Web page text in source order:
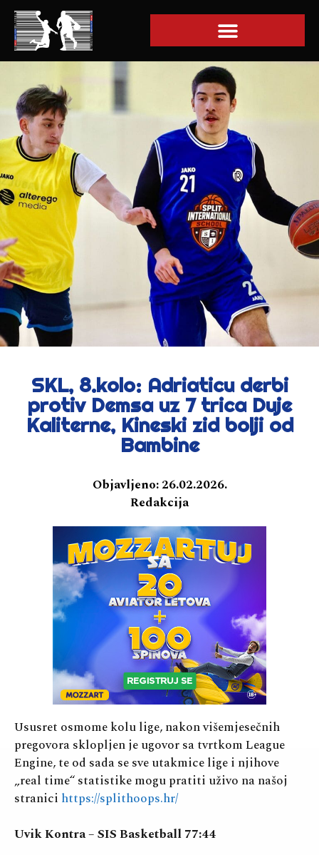
SKL, 8.kolo: Adriaticu derbi
protiv Demsa uz 7 trica Duje
Kaliterne, Kineski zid bolji od
Bambine
Objavljeno: 26.02.2026.
Redakcija
Ususret osmome kolu lige, nakon višemjesečnih
pregovora sklopljen je ugovor sa tvrtkom League
Engine, te od sada se sve utakmice lige i njihove
„real time“ statistike mogu pratiti uživo na našoj
stranici https://splithoops.hr/
Uvik Kontra – SIS Basketball 77:44